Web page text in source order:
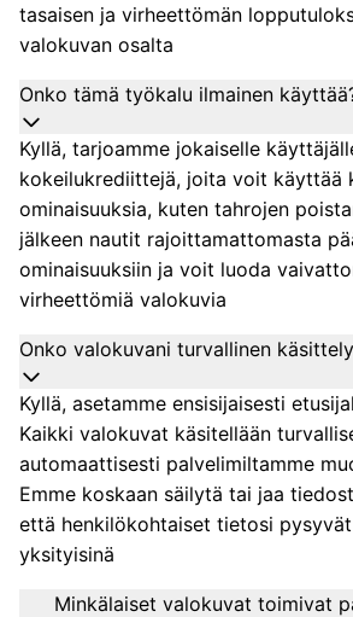
tasaisen ja virheettömän
valokuvan osalta
Onko tämä työkalu ilmainen
Kyllä, tarjoamme jokaiselle
kokeilukrediittejä, joita voit käyttää
ominaisuuksia, kuten tahrojen
jälkeen nautit rajoittamattomasta
ominaisuuksiin ja voit luoda
virheettömiä valokuvia
Onko valokuvani turvallinen
Kyllä, asetamme ensisijaisesti
Kaikki valokuvat käsitellään
automaattisesti palvelimiltamme
Emme koskaan säilytä tai jaa
että henkilökohtaiset tietosi
yksityisinä
Minkälaiset valokuvat toimivat